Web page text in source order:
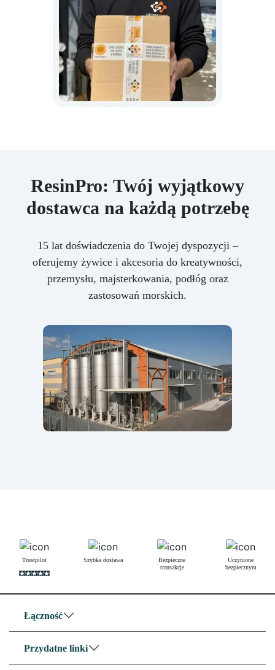
ResinPro: Twój wyjątkowy
dostawca na każdą potrzebę
15 lat doświadczenia do Twojej dyspozycji –
oferujemy żywice i akcesoria do kreatywności,
przemysłu, majsterkowania, podłóg oraz
zastosowań morskich.
Trustpilot Szybka dostawa
Bezpieczne
transakcje
Uczynione
bezpiecznym
Łączność
Przydatne linki